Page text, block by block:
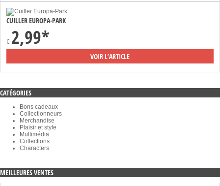
CUILLER EUROPA-PARK
€ 2,99*
VOIR L’ARTICLE
CATÉGORIES
Bons cadeaux
Collectionneurs
Merchandise
Plaisir et style
Multimédia
Collections
Characters
MEILLEURES VENTES